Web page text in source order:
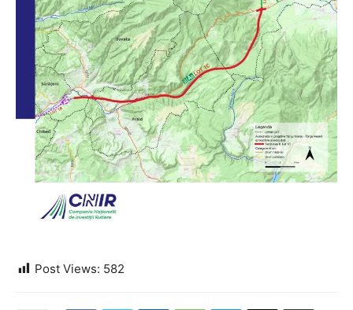
Post Views: 582